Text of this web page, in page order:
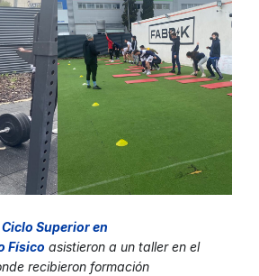
Ciclo Superior en
Físico asistieron a un taller en el
recibieron formación